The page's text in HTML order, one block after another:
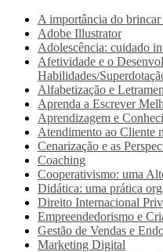
A importância do
Adobe Illustrator
Adolescência: cuidado
Afetividade e o
Habilidades/
Alfabetização e
Aprenda a Escrever
Aprendizagem e
Atendimento ao Cliente
Cenarização e as
Coaching
Cooperativismo: uma
Didática: uma prática
Direito Internacional
Empreendedorismo e
Gestão de Vendas e
Marketing Digital